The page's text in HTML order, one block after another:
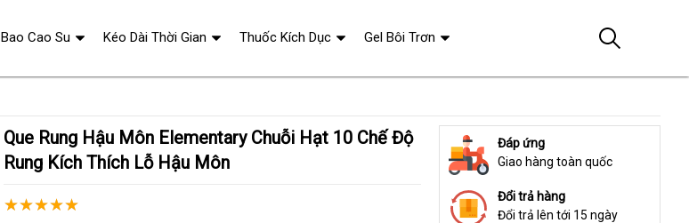
Que Rung Hậu Môn Elementary Chuỗi Hạt 10 Chế Độ
Rung Kích Thích Lỗ Hậu Môn
Đáp ứng
Giao hàng toàn quốc
Đổi trả hàng
Đổi trả lên tới 15 ngày
Bao Cao Su Kéo Dài Thời Gian Thuốc Kích Dục Gel Bôi Trơn